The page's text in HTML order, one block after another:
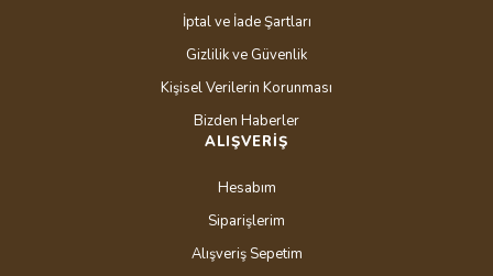
İptal ve İade Şartları
Gizlilik ve Güvenlik
Kişisel Verilerin Korunması
Bizden Haberler
ALIŞVERİŞ
Hesabım
Siparişlerim
Alışveriş Sepetim